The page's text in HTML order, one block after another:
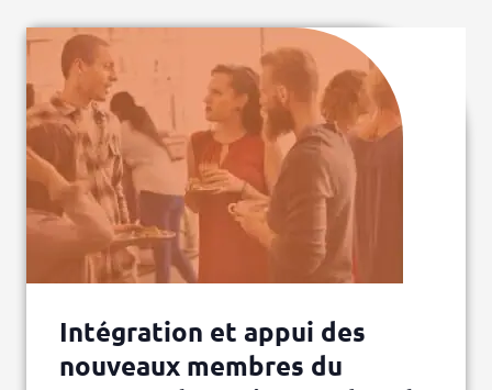
Intégration et appui des
nouveaux membres du